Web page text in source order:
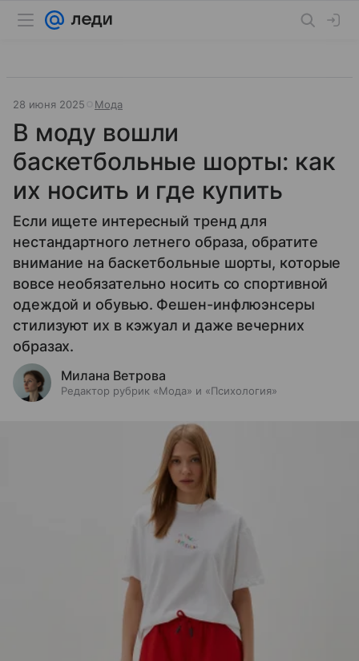
28 июня 2025 Мода
В моду вошли
баскетбольные шорты: как
их носить и где купить
Если ищете интересный тренд для
нестандартного летнего образа, обратите
внимание на баскетбольные шорты, которые
вовсе необязательно носить со спортивной
одеждой и обувью. Фешен-инфлюэнсеры
стилизуют их в кэжуал и даже вечерних
образах.
Милана Ветрова
Редактор рубрик «Мода» и «Психология»